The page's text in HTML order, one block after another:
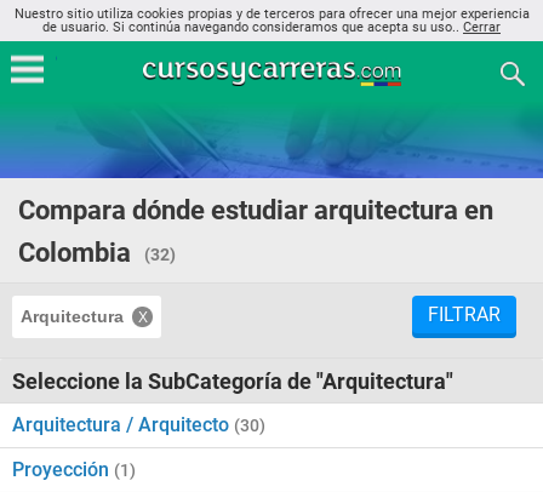
Nuestro sitio utiliza cookies propias y de terceros para ofrecer una mejor experiencia
de usuario. Si continúa navegando consideramos que acepta su uso.. Cerrar
Compara dónde estudiar arquitectura en
Colombia
(32)
Arquitectura FILTRAR
Seleccione la SubCategoría de "Arquitectura"
Arquitectura / Arquitecto (30)
Proyección (1)